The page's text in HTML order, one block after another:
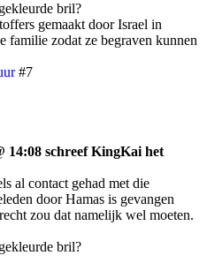
bril?
gemaakt door Israel in
familie zodat ze begraven kunnen
#7
14:08 schreef KingKai het
al contact gehad met die
door Hamas is gevangen
zou dat namelijk wel moeten.
bril?